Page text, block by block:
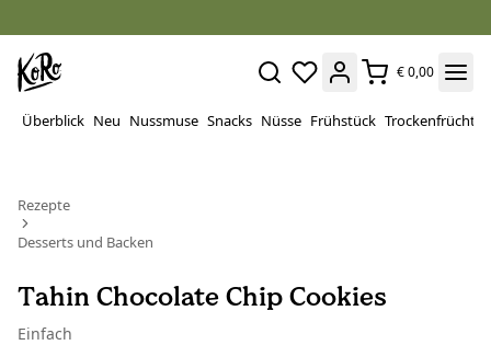
€ 0,00
Überblick Neu Nussmuse Snacks Nüsse Frühstück Trockenfrüchte
Rezepte
Desserts und Backen
Tahin Chocolate Chip Cookies
Einfach